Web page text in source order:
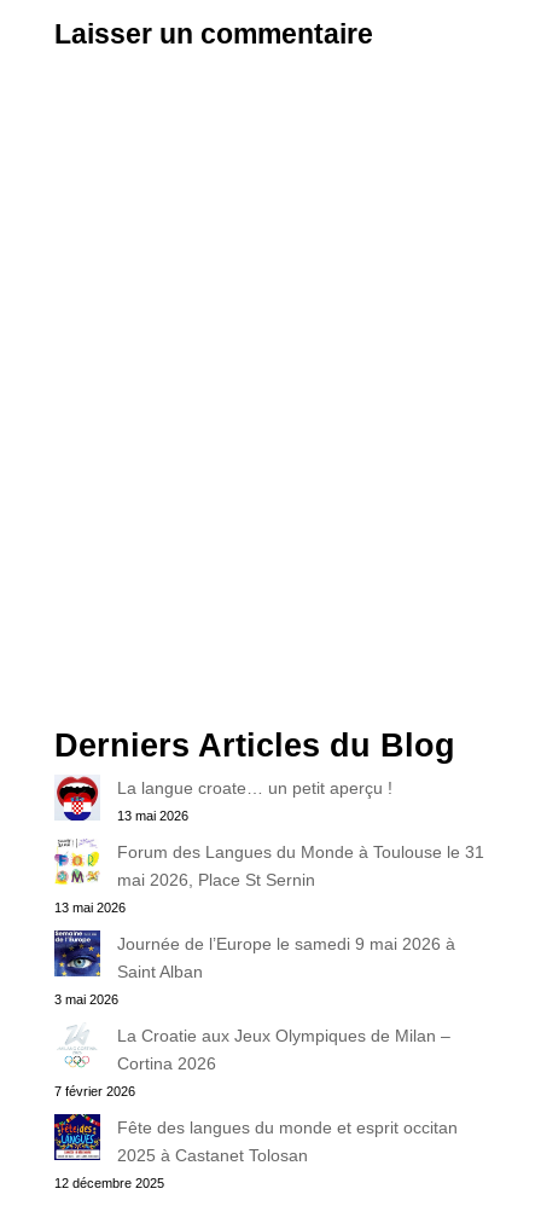
Laisser un commentaire
Derniers Articles du Blog
La langue croate… un petit aperçu !
13 mai 2026
Forum des Langues du Monde à Toulouse le 31
mai 2026, Place St Sernin
13 mai 2026
Journée de l’Europe le samedi 9 mai 2026 à
Saint Alban
3 mai 2026
La Croatie aux Jeux Olympiques de Milan –
Cortina 2026
7 février 2026
Fête des langues du monde et esprit occitan
2025 à Castanet Tolosan
12 décembre 2025